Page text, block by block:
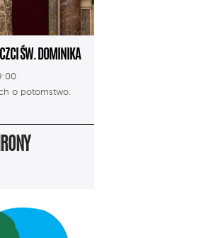
ŚW. DOMINIKA
o potomstwo.